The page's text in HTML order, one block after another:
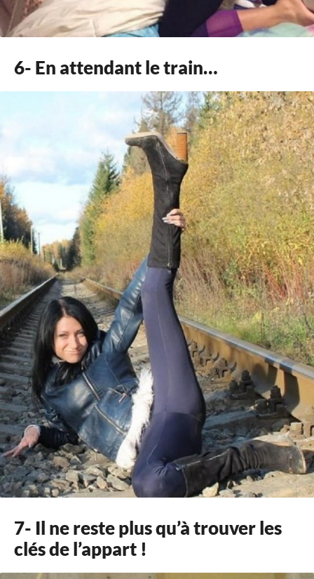
6- En attendant le train…
7- Il ne reste plus qu’à trouver les
clés de l’appart !